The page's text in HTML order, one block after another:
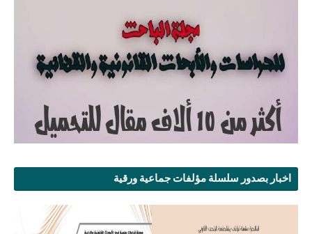
اخبار بصدور سلسلة مؤلفات جماعية ورقية